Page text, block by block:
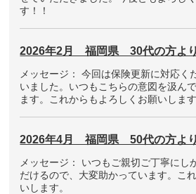
す！！
2026年2月 福岡県 30代の方より
メッセージ： 今回は保険更新に対応く
いました。いつもこちらの意図を汲ん
ます。これからもよろしくお願いします
2026年4月 福岡県 50代の方より
メッセージ： いつもご親切ご丁寧にし
だけるので、大変助かっています。こ
いします。